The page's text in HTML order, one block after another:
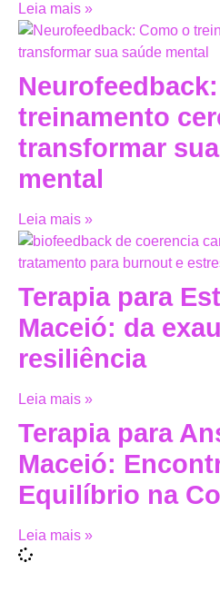
Leia mais »
treinamento
transformar
mental
Leia mais »
Terapia para
Maceió: da
resiliência
Leia mais »
Terapia para
Maceió:
Equilíbrio na
Leia mais »